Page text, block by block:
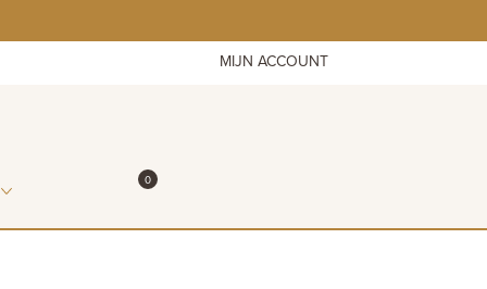
MIJN ACCOUNT
WINKELMAND
0ITEMS IN WINKELMAND